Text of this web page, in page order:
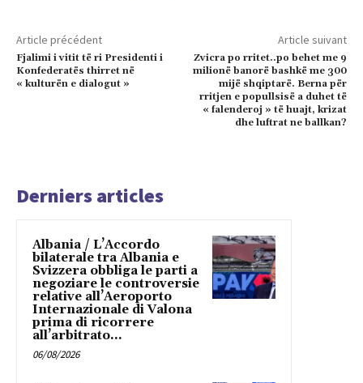
Article précédent
Fjalimi i vitit të ri Presidenti i
Konfederatës thirret në
« kulturën e dialogut »
Article suivant
Zvicra po rritet..po behet me 9
milionë banorë bashkë me 300
mijë shqiptarë. Berna për
rritjen e popullsisë a duhet të
« falenderoj » të huajt, krizat
dhe luftrat ne ballkan?
Derniers articles
Albania / L’Accordo
bilaterale tra Albania e
Svizzera obbliga le parti a
negoziare le controversie
relative all’Aeroporto
Internazionale di Valona
prima di ricorrere
all’arbitrato...
06/08/2026